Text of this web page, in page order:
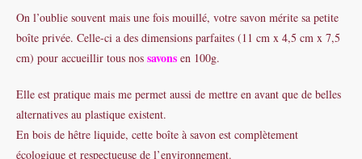
On l’oublie souvent mais une fois mouillé, votre savon mérite sa petite
boîte privée. Celle-ci a des dimensions parfaites (11 cm x 4,5 cm x 7,5
cm) pour accueillir tous nos savons en 100g.
Elle est pratique mais me permet aussi de mettre en avant que de belles
alternatives au plastique existent.
En bois de hêtre liquide, cette boîte à savon est complètement
écologique et respectueuse de l’environnement.